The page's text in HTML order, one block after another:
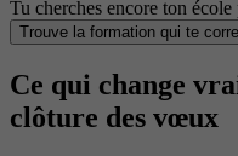
Tu cherches encore ton
Trouve la formation qui te
Ce qui change
clôture des vœux